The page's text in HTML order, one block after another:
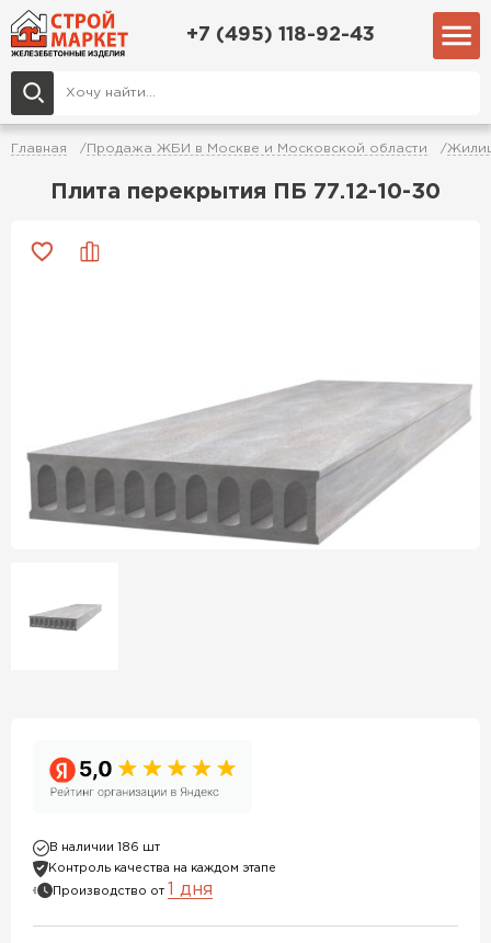
+7 (495) 118-92-43
Главная Продажа ЖБИ в Москве и Московской области
Плита перекрытия ПБ 77.12-10-30
В наличии 186 шт
Контроль качества на каждом этапе
Производство от 1 дня